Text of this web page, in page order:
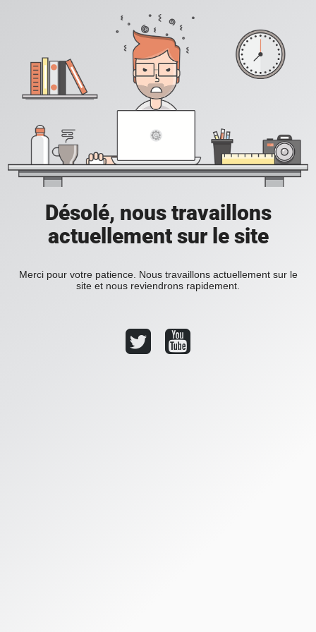
Désolé, nous travaillons
actuellement sur le site
Merci pour votre patience. Nous travaillons actuellement sur le
site et nous reviendrons rapidement.